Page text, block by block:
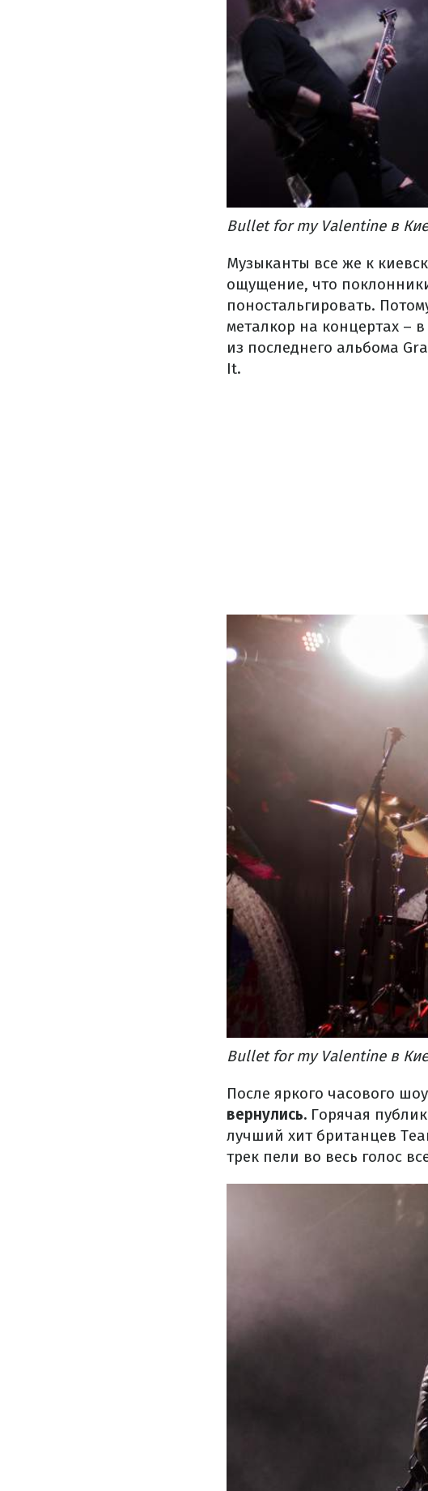
Bullet for my Valentine в
Музыканты все же к
ощущение, что
поностальгировать.
металкор на концертах –
из последнего альбома
It.
Bullet for my Valentine в
После яркого часового шоу
вернулись. Горячая
лучший хит британцев
трек пели во весь голос